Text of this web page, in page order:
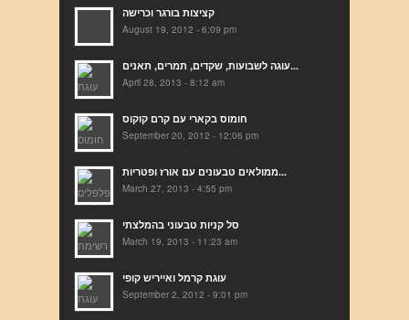
קציצות בורגר וכרישה
August 19, 2012 - 6:09 pm
עוגה לשבועות, שקדים, תמרים, תאנים...
April 28, 2013 - 8:12 am
חומוס בקארי עם קרם קוקוס
September 20, 2012 - 12:06 pm
ממולאים טבעונים עם אורז ופטריות...
March 27, 2013 - 4:55 pm
סל קניות טבעוני בהמלצתי
March 19, 2013 - 11:23 am
עוגת קרמל ואייריש קופי
September 2, 2012 - 9:01 pm